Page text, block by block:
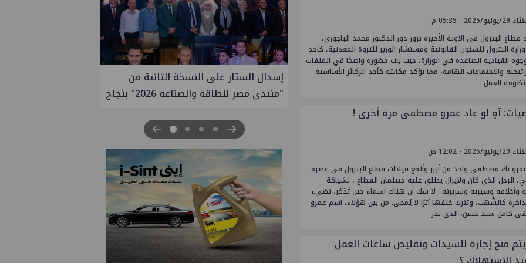
2025 - 05:35 م
البترول في الآونة الأخيرة بروز دور الدكتور محمد الباجوري،
البترول للشئون القانونية ومستشار الوزير للثروة المعدنية، كأحد
القيادية الصاعدة في الوزارة، حيث بات حضوره واضحًا في الملفات
والاجتماعات الهامة، مما يؤكد مكانته كأحد الركائز الأساسية
العمل
آهٍ لو عاد عمرو مصطفى مرة أخرى !
2025 - 12:02 ص
بك مصطفى واحد من أبرز وألمع قيادات قطاع البترول في عصره
الرجل الذي كان ولايزال يطلق عليه جنتلمان القطاع ، لشياكة
وأخلاقه وسيرته وسريرته . لا شك أن هناك أسماء حين تُذكر، تضيء
كالشُّهب، وتترك خلفها أثرًا لا يُمحى. من بين هؤلاء، اسم عمرو
كامل سيد حسن، الذي نذر
منح إجازة للسيدات وتقليص ساعات العمل
إدارة
إسدال الستار على النسخة الثانية من
إيني تعين مديراً جديد لها في مصر